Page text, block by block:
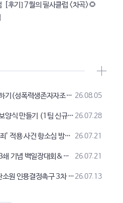
[후기] 7월의 필사클럽 <차곡>🌻
[참여안내] 2026년 8월 작은말하기(성폭력생존자자조모임) 26.08.05
[모집] <다돌동🐾> 강아지 여름 보양식 만들기 (1팀 신규 모집!) 26.07.28
[참여] 후기 임신중지 여성 ‘살인죄’ 적용 사건 항소심 방청 및 선고에 관한 입장 발표 기자회견에 함께 해주세요! 26.07.21
<폭주하는 남성성> 출판 1주년/3쇄 기념 백일장대회&북토크 26.07.21
[서명운동] 동의없는 성폭력 재판소원 인용결정촉구 3차 서명운동26.07.13